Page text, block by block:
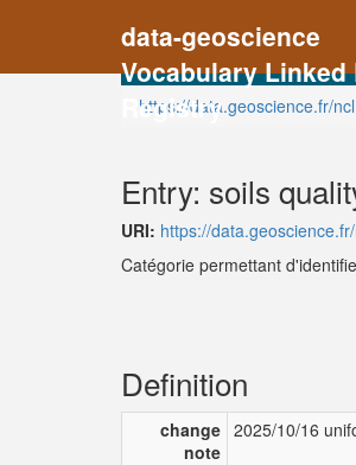
data-geoscience
Vocabulary Linked
Registry
https://data.geoscience.fr/ncl
Entry: soils
URI: https://
Catégorie permettant
Definition
change
note
2025/10/16